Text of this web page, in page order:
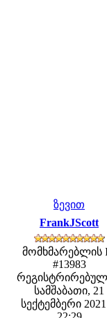
ზევით
FrankJScott
მომხმარებლის
#13983
სამშაბათი, 21
სექტემბერი